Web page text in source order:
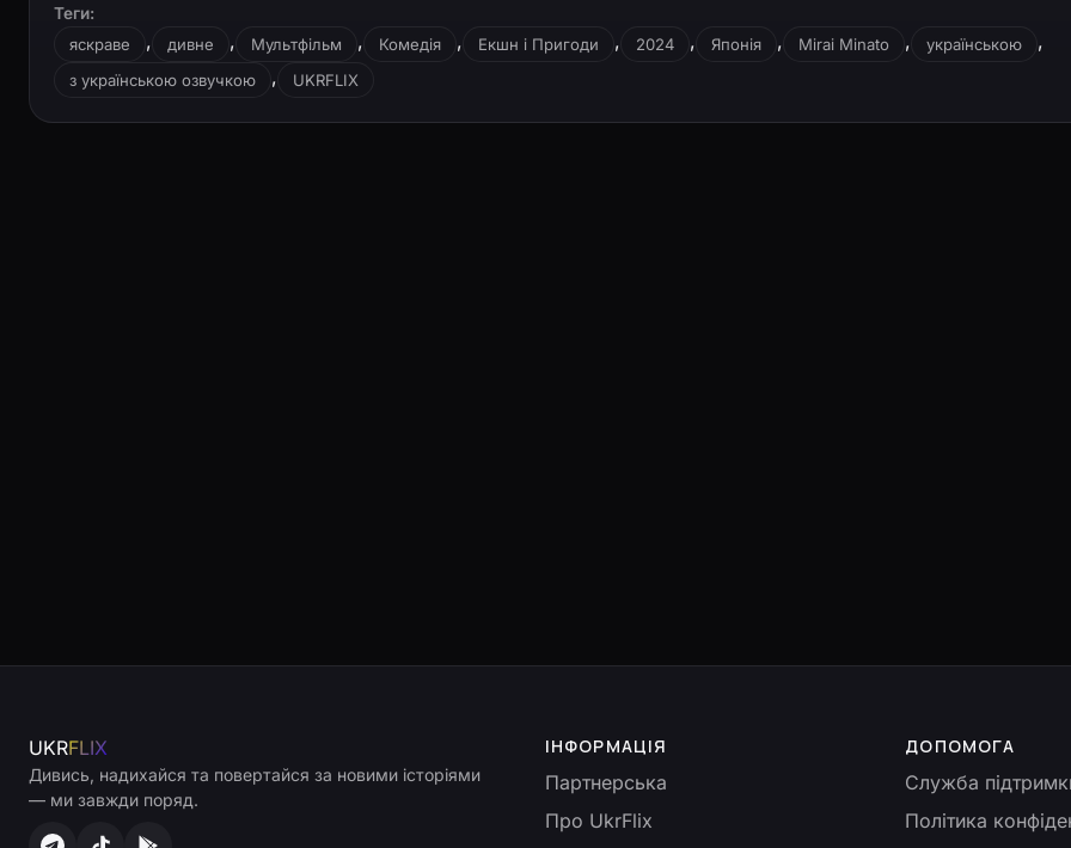
Теги:
яскраве
, дивне , Мультфільм , Комедія , Екшн і Пригоди , 2024 , Японія , Mirai Minato , українською ,
з українською озвучкою , UKRFLIX
UKRFLIX
Дивись, надихайся та повертайся за новими історіями
— ми завжди поряд.
ІНФОРМАЦІЯ
Партнерська
Про UkrFlix
ДОПОМОГА
Служба
Політика